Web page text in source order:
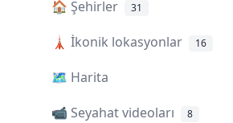
🏠 Şehirler 31
🗼 İkonik lokasyonlar 16
🗺️ Harita
📹 Seyahat videoları
8